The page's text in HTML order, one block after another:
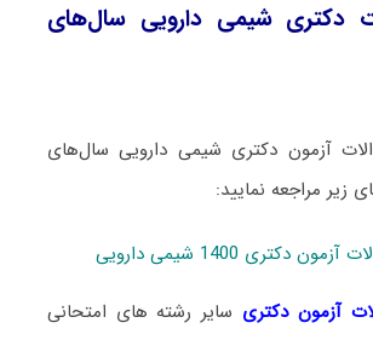
دکتری شیمی دارویی سال‌های
آزمون دکتری شیمی دارویی سال‌های
زیر مراجعه نمایید:
دکتری 1400 شیمی دارویی
آزمون دکتری سایر رشته های امتحانی